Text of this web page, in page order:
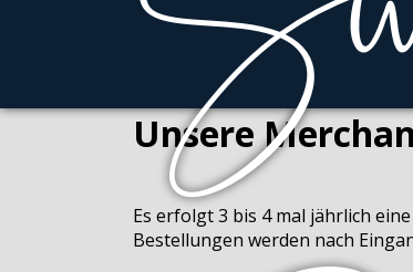
Unsere
Es erfolgt 3 bis 4 mal jährlich
Bestellungen werden nach